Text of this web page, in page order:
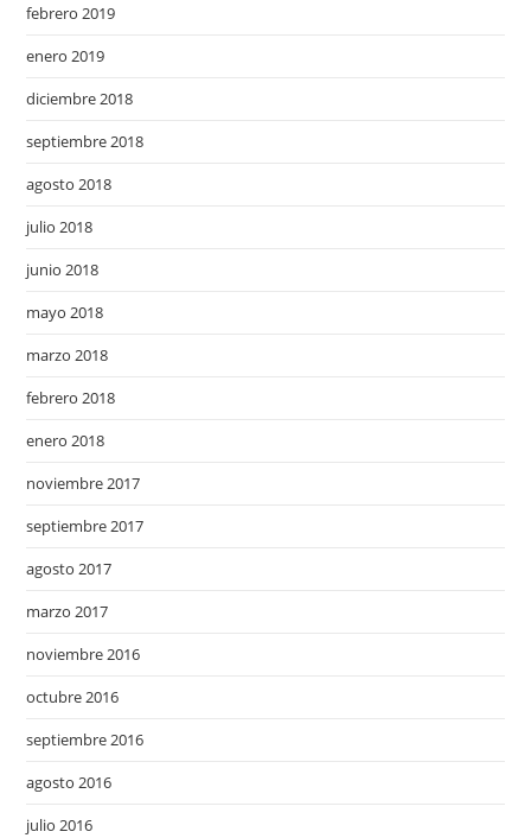
febrero 2019
enero 2019
diciembre 2018
septiembre 2018
agosto 2018
julio 2018
junio 2018
mayo 2018
marzo 2018
febrero 2018
enero 2018
noviembre 2017
septiembre 2017
agosto 2017
marzo 2017
noviembre 2016
octubre 2016
septiembre 2016
agosto 2016
julio 2016